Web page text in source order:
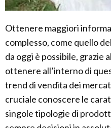
Ottenere maggiori
complesso, come quello
da oggi è possibile, grazie
ottenere all’interno di
trend di vendita dei
cruciale conoscere le
singole tipologie di